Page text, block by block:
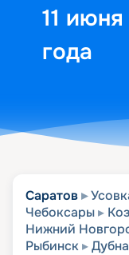
11
года
Саратов
Чебоксары
Нижний
Рыбинск
Дубна